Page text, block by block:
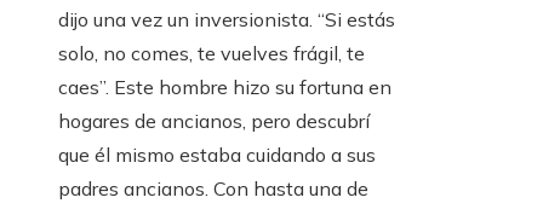
dijo una vez un inversionista. “Si estás
solo, no comes, te vuelves frágil, te
caes”. Este hombre hizo su fortuna en
hogares de ancianos, pero descubrí
que él mismo estaba cuidando a sus
padres ancianos. Con hasta una de